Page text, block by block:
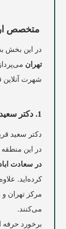
متخصص
در این بخش
تهران
شهرت آنلاین
1. دکتر سعید قریشی
دکتر سعید
در این
در سعادت
کرده‌اید.
مرکز تهران
می‌کنند.
برخورد حرفه